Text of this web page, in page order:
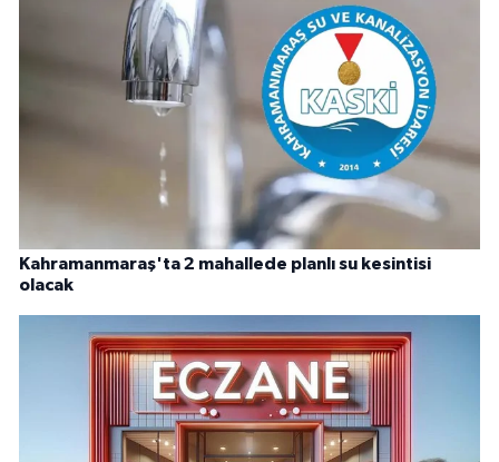
Kahramanmaraş'ta 2 mahallede planlı su kesintisi
olacak